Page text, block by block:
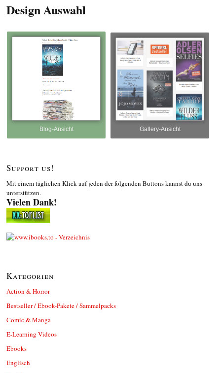
Design Auswahl
Blog-Ansicht Gallery-Ansicht
Support us!
Mit einem täglichen Klick auf jeden der folgenden Buttons kannst du uns
unterstützen.
Vielen Dank!
Kategorien
Action & Horror
Bestseller / Ebook-Pakete / Sammelpacks
Comic & Manga
E-Learning Videos
Ebooks
Englisch